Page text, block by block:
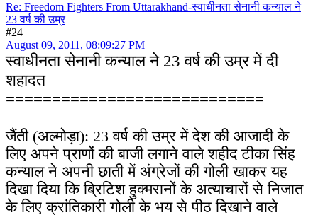
Re: Freedom Fighters From Uttarakhand-स्वाधीनता सेनानी कन्याल ने
23 वर्ष की उम्र
#24
August 09, 2011, 08:09:27 PM
स्वाधीनता सेनानी कन्याल ने 23 वर्ष की उम्र में दी
शहादत
============================
जैंती (अल्मोड़ा): 23 वर्ष की उम्र में देश की आजादी के
लिए अपने प्राणों की बाजी लगाने वाले शहीद टीका सिंह
कन्याल ने अपनी छाती में अंग्रेजों की गोली खाकर यह
दिखा दिया कि ब्रिटिश हुक्मरानों के अत्याचारों से निजात
के लिए क्रांतिकारी गोली के भय से पीठ दिखाने वाले